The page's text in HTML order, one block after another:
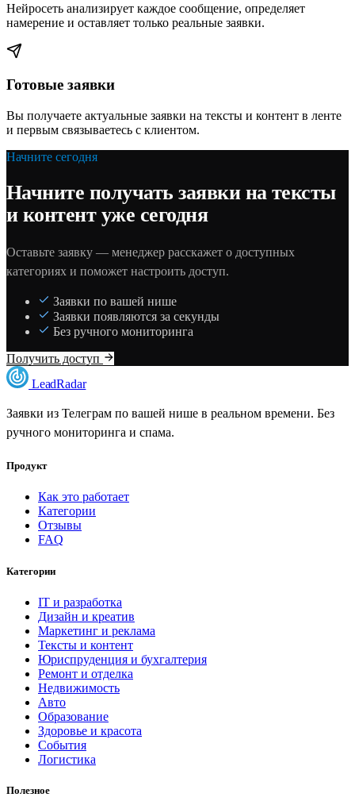
Нейросеть анализирует каждое сообщение, определяет
намерение и оставляет только реальные заявки.
Готовые заявки
Вы получаете актуальные заявки на тексты и контент в ленте
и первым связываетесь с клиентом.
Начните сегодня
Начните получать заявки на тексты
и контент уже сегодня
Оставьте заявку — менеджер расскажет о доступных
категориях и поможет настроить доступ.
Заявки по вашей нише
Заявки появляются за секунды
Без ручного мониторинга
Получить доступ
LeadRadar
Заявки из Телеграм по вашей нише в реальном времени. Без
ручного мониторинга и спама.
Продукт
Как это работает
Категории
Отзывы
FAQ
Категории
IT и разработка
Дизайн и креатив
Маркетинг и реклама
Тексты и контент
Юриспруденция и бухгалтерия
Ремонт и отделка
Недвижимость
Авто
Образование
Здоровье и красота
События
Логистика
Полезное